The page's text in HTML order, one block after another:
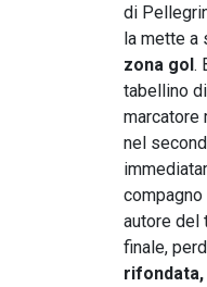
di
la mette a
zona gol.
tabellino
marcatore
nel
compagno
autore del
finale,
rifondata,